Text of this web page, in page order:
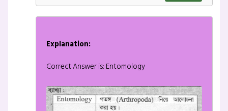
Explanation:
Correct Answer is: Entomology